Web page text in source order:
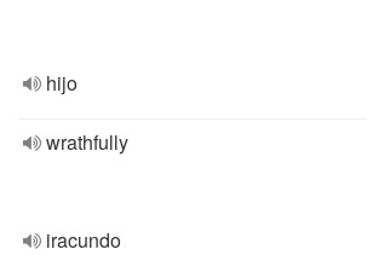
hijo
wrathfully
iracundo